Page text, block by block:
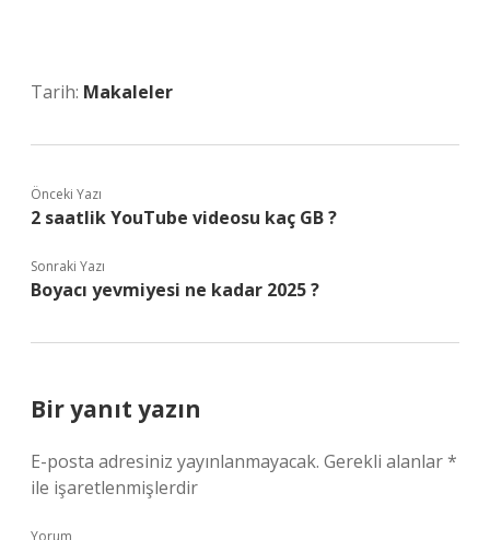
Tarih: Makaleler
Önceki Yazı
2 saatlik YouTube videosu kaç GB ?
Sonraki Yazı
Boyacı yevmiyesi ne kadar 2025 ?
Bir yanıt yazın
E-posta adresiniz yayınlanmayacak. Gerekli alanlar*
ile işaretlenmişlerdir
Yorum